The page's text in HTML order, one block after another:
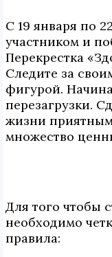
С 19 января по
участником и
Перекрестка
Следите за
фигурой.
перезагрузки.
жизни
множество
Для того чтобы
необходимо
правила: